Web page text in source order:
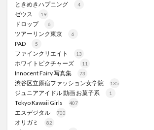
ときめきハプニング 4
ゼウス 19
ドロップ 6
ツアーリンク東京 6
PAD 5
ファインクリエイト 13
ホワイトピクチャーズ 11
Innocent Fairy 写真集 73
渋谷区立原宿ファッション女学院 135
ジュニアアイドル 動画 お菓子系 1
Tokyo Kawaii Girls 407
エスデジタル 700
オリガミ 82